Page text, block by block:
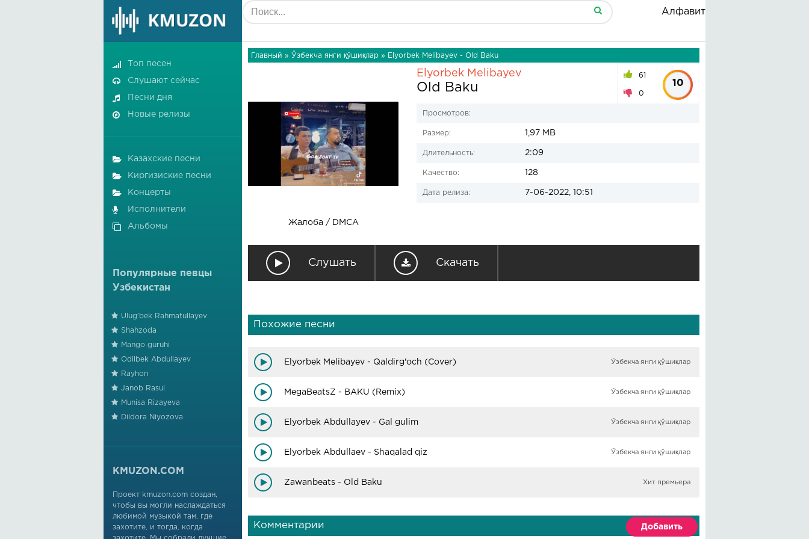
Алфавит
Главный » Ўзбекча янги қўшиқлар » Elyorbek Melibayev - Old Baku
Жалоба / DMCA
Elyorbek Melibayev
Old Baku
61
0
10
Просмотров:
Размер: 1,97 MB
Длительность: 2:09
Качество: 128
Дата релиза: 7-06-2022, 10:51
Слушать Скачать
Похожие песни
Elyorbek Melibayev - Qaldirg'och (Cover) Ўзбекча янги қўшиқлар
MegaBeatsZ - BAKU (Remix) Ўзбекча янги қўшиқлар
Elyorbek Abdullayev - Gal gulim Ўзбекча янги қўшиқлар
Elyorbek Abdullaev - Shaqalad qiz Ўзбекча янги қўшиқлар
Zawanbeats - Old Baku Хит премьера
Комментарии Добавить
Топ песен
Слушают сейчас
Песни дня
Новые релизы
Казахские песни
Киргизиские песни
Концерты
Исполнители
Альбомы
Популярные певцы
Узбекистан
Ulug'bek Rahmatullayev
Shahzoda
Mango guruhi
Odilbek Abdullayev
Rayhon
Janob Rasul
Munisa Rizayeva
Dildora Niyozova
KMUZON.COM
Проект kmuzon.com создан,
чтобы вы могли наслаждаться
любимой музыкой там, где
захотите, и тогда, когда